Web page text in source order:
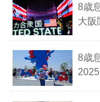
8歳
大阪
8歳